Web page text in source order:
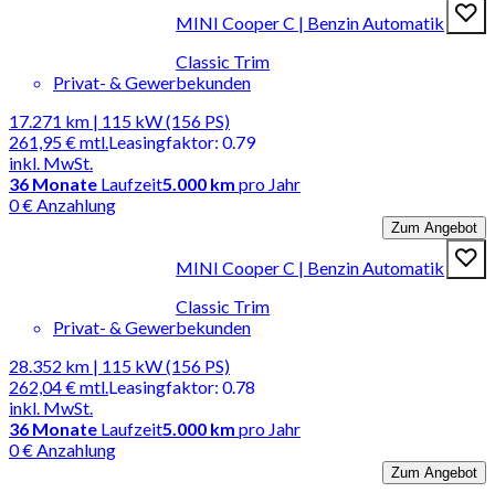
MINI Cooper C | Benzin Automatik
Classic Trim
Privat- & Gewerbekunden
17.271 km | 115 kW (156 PS)
261,95 €mtl.
inkl. MwSt.
Leasingfaktor: 0.79
36 Monate Laufzeit5.000 km pro Jahr
0 € Anzahlung
Zum Angebot
MINI Cooper C | Benzin Automatik
Classic Trim
Privat- & Gewerbekunden
28.352 km | 115 kW (156 PS)
262,04 €mtl.
inkl. MwSt.
Leasingfaktor: 0.78
36 Monate Laufzeit5.000 km pro Jahr
0 € Anzahlung
Zum Angebot